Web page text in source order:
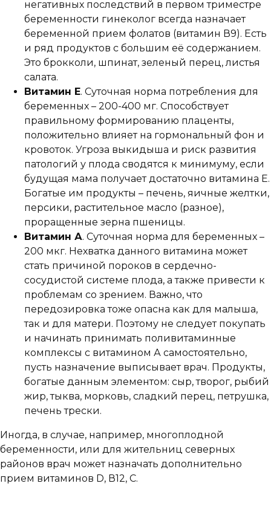
негативных последствий в первом триместре
беременности гинеколог всегда назначает
беременной прием фолатов (витамин В9). Есть
и ряд продуктов с большим её содержанием.
Это брокколи, шпинат, зеленый перец, листья
салата.
Витамин Е. Суточная норма потребления для
беременных – 200-400 мг. Способствует
правильному формированию плаценты,
положительно влияет на гормональный фон и
кровоток. Угроза выкидыша и риск развития
патологий у плода сводятся к минимуму, если
будущая мама получает достаточно витамина Е.
Богатые им продукты – печень, яичные желтки,
персики, растительное масло (разное),
проращенные зерна пшеницы.
Витамин А. Суточная норма для беременных –
200 мкг. Нехватка данного витамина может
стать причиной пороков в сердечно-
сосудистой системе плода, а также привести к
проблемам со зрением. Важно, что
передозировка тоже опасна как для малыша,
так и для матери. Поэтому не следует покупать
и начинать принимать поливитаминные
комплексы с витамином А самостоятельно,
пусть назначение выписывает врач. Продукты,
богатые данным элементом: сыр, творог, рыбий
жир, тыква, морковь, сладкий перец, петрушка,
печень трески.
Иногда, в случае, например, многоплодной
беременности, или для жительниц северных
районов врач может назначать дополнительно
прием витаминов D, В12, С.